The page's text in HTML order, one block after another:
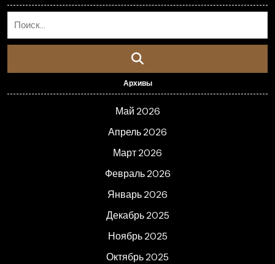
Архивы
Май 2026
Апрель 2026
Март 2026
Февраль 2026
Январь 2026
Декабрь 2025
Ноябрь 2025
Октябрь 2025